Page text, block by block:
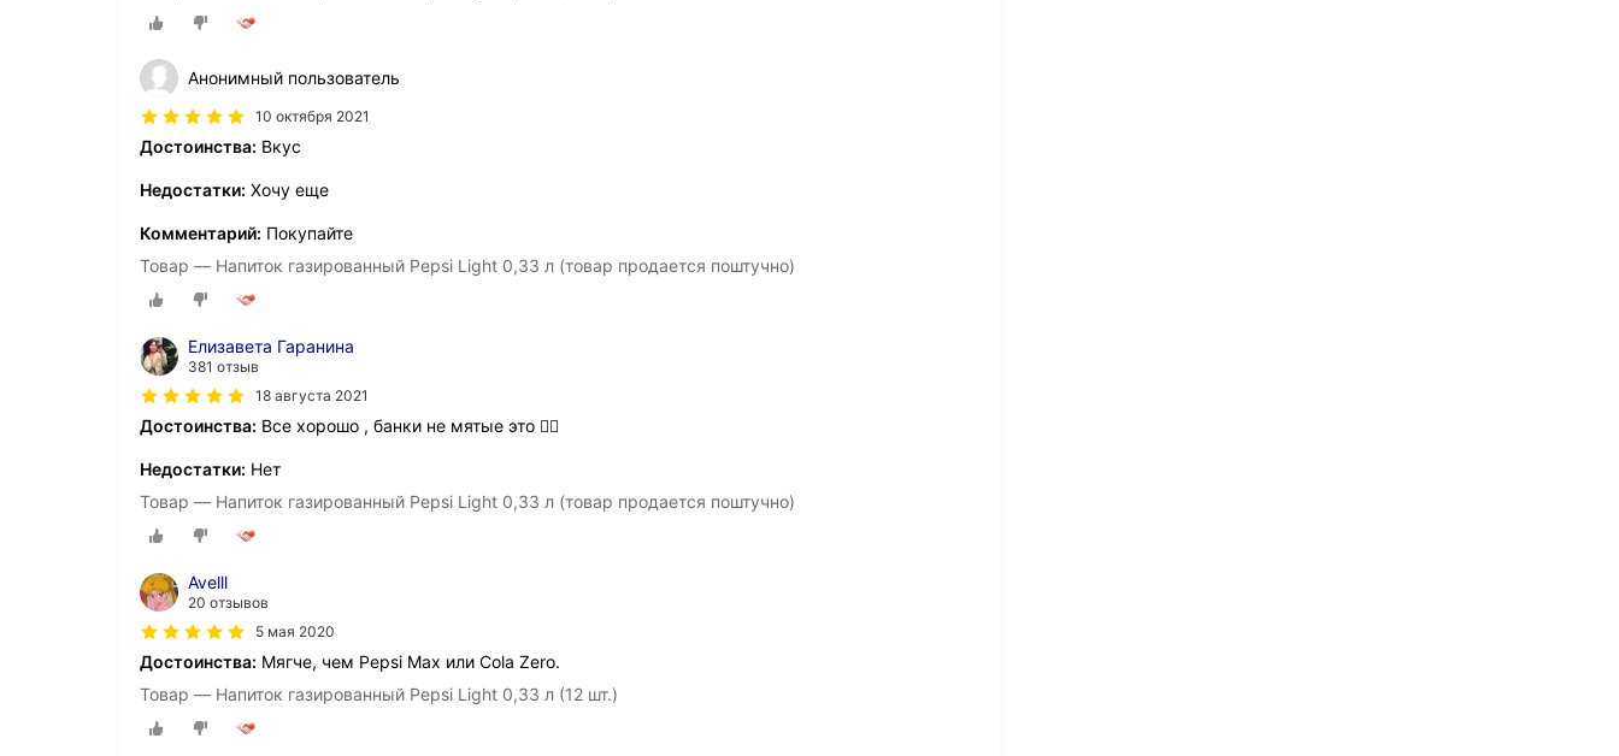
Анонимный пользователь
10 октября 2021
Достоинства: Вкус
Недостатки: Хочу еще
Комментарий: Покупайте
Товар — Напиток газированный Pepsi Light 0,33 л (товар продается поштучно)
Елизавета Гаранина
381 отзыв
18 августа 2021
Достоинства: Все хорошо , банки не мятые это 👍🏼
Недостатки: Нет
Товар — Напиток газированный Pepsi Light 0,33 л (товар продается поштучно)
Avelll
20 отзывов
5 мая 2020
Достоинства: Мягче, чем Pepsi Max или Cola Zero.
Товар — Напиток газированный Pepsi Light 0,33 л (12 шт.)